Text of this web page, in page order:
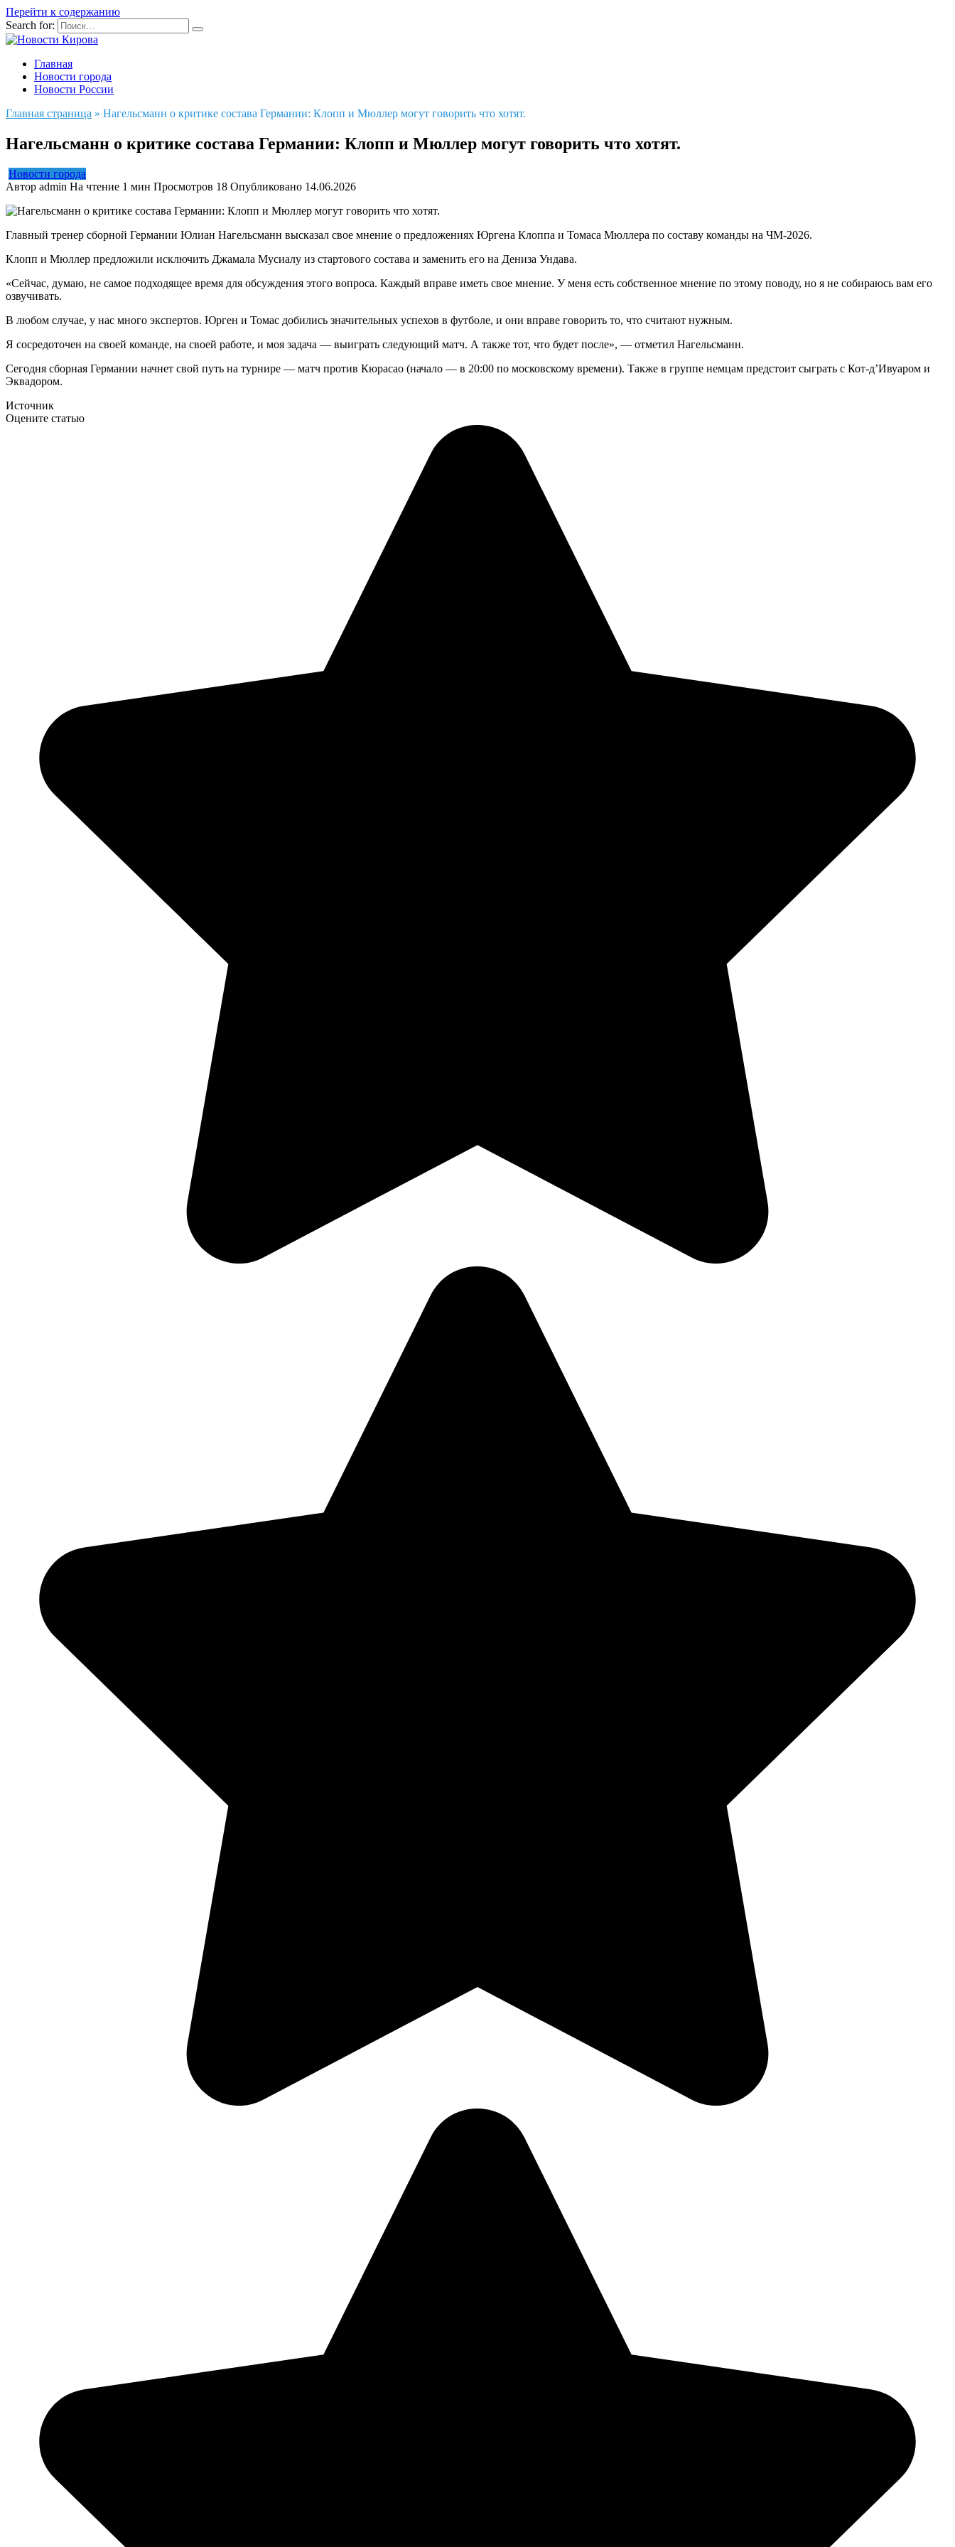
Перейти к содержанию
Search for:
Главная
Новости города
Новости России
Главная страница » Нагельсманн о критике состава Германии: Клопп и Мюллер могут говорить что хотят.
Нагельсманн о критике состава Германии: Клопп и Мюллер могут говорить что хотят.
Новости города
Автор admin На чтение 1 мин Просмотров 18 Опубликовано 14.06.2026
Главный тренер сборной Германии Юлиан Нагельсманн высказал свое мнение о предложениях Юргена Клоппа и Томаса Мюллера по составу команды на ЧМ-2026.
Клопп и Мюллер предложили исключить Джамала Мусиалу из стартового состава и заменить его на Дениза Ундава.
«Сейчас, думаю, не самое подходящее время для обсуждения этого вопроса. Каждый вправе иметь свое мнение. У меня есть собственное мнение по этому поводу, но я не собираюсь вам его
озвучивать.
В любом случае, у нас много экспертов. Юрген и Томас добились значительных успехов в футболе, и они вправе говорить то, что считают нужным.
Я сосредоточен на своей команде, на своей работе, и моя задача — выиграть следующий матч. А также тот, что будет после», — отметил Нагельсманн.
Сегодня сборная Германии начнет свой путь на турнире — матч против Кюрасао (начало — в 20:00 по московскому времени). Также в группе немцам предстоит сыграть с Кот-д’Ивуаром и
Эквадором.
Источник
Оцените статью